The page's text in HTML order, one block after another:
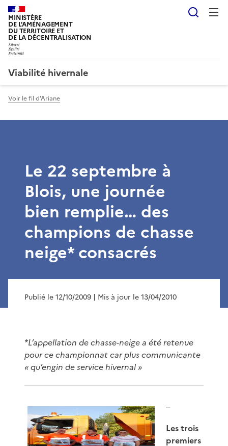
MINISTÈRE
DE L'AMÉNAGEMENT
DU TERRITOIRE ET
DE LA DÉCENTRALISATION
Viabilité hivernale
Voir le fil d'Ariane
Le 22 septembre à
Blois, une journée
bien remplie… des
champions de chasse
neige* consacrés
Publié le 12/10/2009 | Mis à jour le 13/04/2010
*L’appellation de chasse-neige a été retenue
pour ce championnat car plus communicante
« qu’engin de service hivernal »
Les trois
premiers